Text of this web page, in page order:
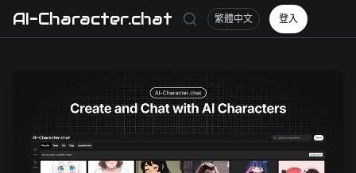
AI-Character.chat 繁體中文 登入